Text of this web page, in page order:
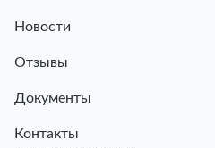
Новости
Отзывы
Документы
Контакты